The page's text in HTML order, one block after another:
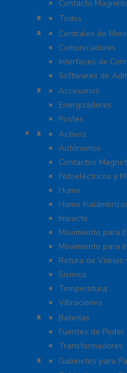
Contacto
Control de Acceso
Todos
Centrales de
Centrales de
Comunicadores
Interfaces de
Softwares de
Cercas
Accesorios
Energizadores
Postes
Detectores /
Activos
Autónomos
Contactos
Fotoeléctricos y
Humo
Humo
Impacto
Movimiento para
Movimiento para
Rotura de Vidrios
Sísmico
Temperatura
Vibraciones
Energía
Baterías
Fuentes de Poder
Transformadores
Gabinetes y
Gabinetes para